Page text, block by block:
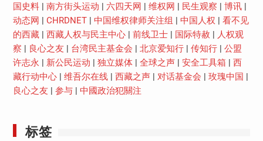
国史料| 南方街头运动 六四天网 维权网 民生观察 博讯|
动态网
CHRDNET| 中国维权律师关注组 中国人权
看不见
的西藏| 西藏人权与民主中心| 前线卫士| 国际特赦
人权观
察
良心之友 台湾民主基金会 北京爱知行| 传知行| 公盟
许志永
新公民运动 独立媒体| 全球之声| 安全工具箱
西
藏行动中心| 维吾尔在线| 西藏之声| 对话基金会 玫瑰中国
良心之友
参与| 中國政治犯關注
标签